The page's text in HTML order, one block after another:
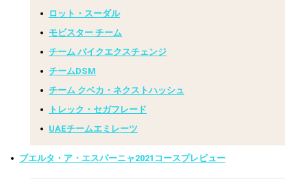
ロット・スーダル
モビスター チーム
チーム バイクエクスチェンジ
チームDSM
チーム クベカ・ネクストハッシュ
トレック・セガフレード
UAEチームエミレーツ
ブエルタ・ア・エスパーニャ2021コースプレビュー